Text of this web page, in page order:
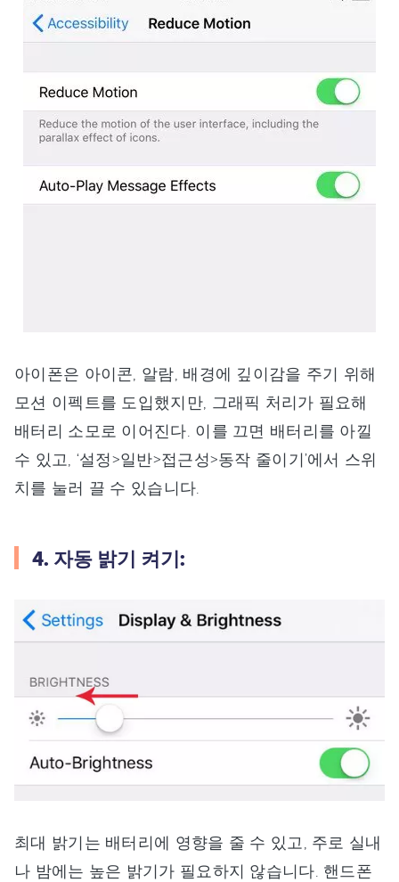
아이폰은 아이콘, 알람, 배경에 깊이감을 주기 위해
모션 이펙트를 도입했지만, 그래픽 처리가 필요해
배터리 소모로 이어진다. 이를 끄면 배터리를 아낄
수 있고, ‘설정>일반>접근성>동작 줄이기’에서 스위
치를 눌러 끌 수 있습니다.
4. 자동 밝기 켜기:
최대 밝기는 배터리에 영향을 줄 수 있고, 주로 실내
나 밤에는 높은 밝기가 필요하지 않습니다. 핸드폰